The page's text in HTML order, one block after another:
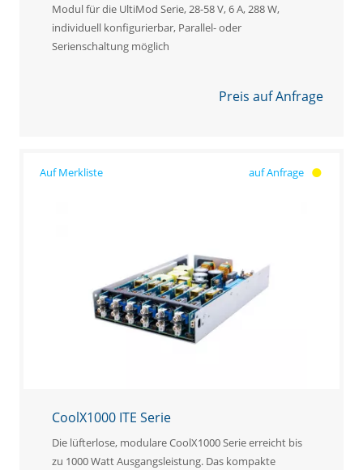
Modul für die UltiMod Serie, 28-58 V, 6 A, 288 W,
individuell konfigurierbar, Parallel- oder
Serienschaltung möglich
Preis auf Anfrage
auf Anfrage
CoolX1000 ITE Serie
Die lüfterlose, modulare CoolX1000 Serie erreicht bis
zu 1000 Watt Ausgangsleistung. Das kompakte